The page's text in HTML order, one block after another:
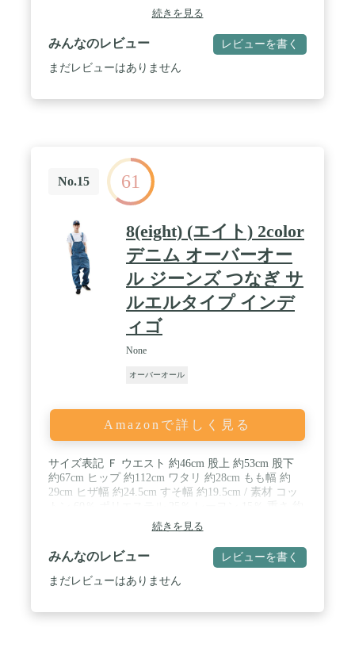
スタイルにおすすめな デニム オーバーオール ジー
ンズ のご紹介です / ●しっかりとした丈夫な地が印
象的で、ロールアップしてご着用するのもオススメ
です? / ●オールシーズンヘビロテのが出来るので、
コレ1枚あれば大活躍してくれること間違いナシで
続きを見る
みんなのレビュー レビューを書く
まだレビューはありません
No.15 61
8(eight) (エイト) 2color
デニム オーバーオー
ル ジーンズ つなぎ サ
ルエルタイプ インデ
ィゴ
None
オーバーオール
Amazonで詳しく見る
サイズ表記 Ｆ ウエスト 約46cm 股上 約53cm 股下
約67cm ヒップ 約112cm ワタリ 約28cm もも幅 約
29cm ヒザ幅 約24.5cm すそ幅 約19.5cm / 素材 コッ
824g 生産国 中国製 適応シーズン 春 夏 秋 冬 / お問
い合せ番号 wim102 / ※測定方法による、多少の誤
差はご了承くださいませ。 / ※適応シーズンは、目
安としてご参考にしてください。
続きを見る
みんなのレビュー レビューを書く
まだレビューはありません